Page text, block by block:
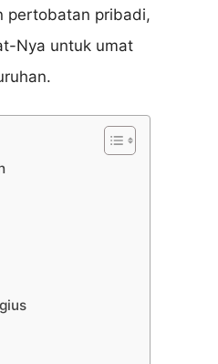
pertobatan pribadi,
Nya untuk umat